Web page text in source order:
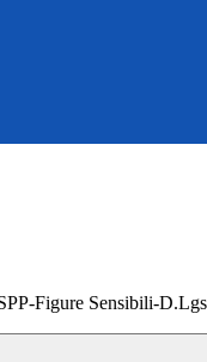
Figure Sensibili-